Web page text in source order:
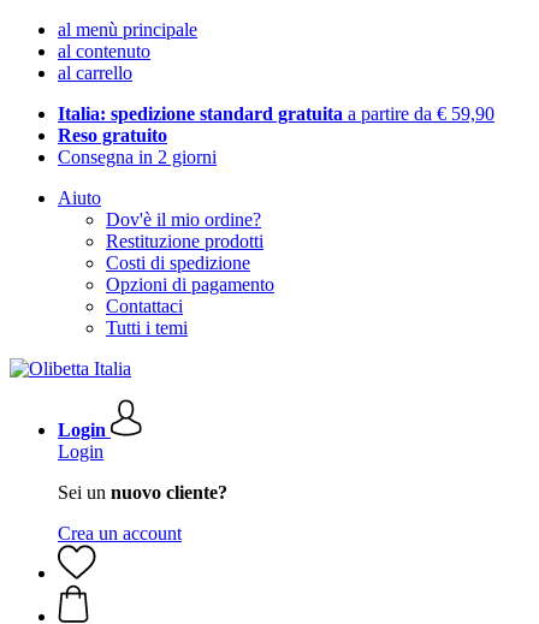
al menù principale
al contenuto
al carrello
Italia: spedizione standard gratuita a partire da € 59,90
Reso gratuito
Consegna in 2 giorni
Aiuto
Dov'è il mio ordine?
Restituzione prodotti
Costi di spedizione
Opzioni di pagamento
Contattaci
Tutti i temi
Login
Login
Sei un nuovo cliente?
Crea un account